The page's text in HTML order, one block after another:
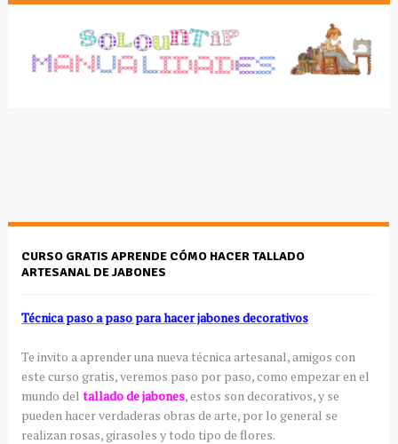
CURSO GRATIS APRENDE CÓMO HACER TALLADO
ARTESANAL DE JABONES
Técnica paso a paso para hacer jabones decorativos
Te invito a aprender una nueva técnica artesanal, amigos con
este curso gratis, veremos paso por paso, como empezar en el
mundo del tallado de jabones, estos son decorativos, y se
pueden hacer verdaderas obras de arte, por lo general se
realizan rosas, girasoles y todo tipo de flores.